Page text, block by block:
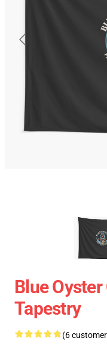
Blue
Tapestry
(6